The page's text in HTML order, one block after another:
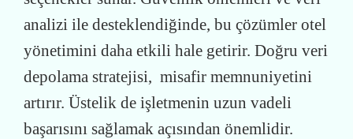
analizi ile desteklendiğinde, bu çözümler otel
yönetimini daha etkili hale getirir. Doğru veri
depolama stratejisi, misafir memnuniyetini
artırır. Üstelik de işletmenin uzun vadeli
başarısını sağlamak açısından önemlidir.